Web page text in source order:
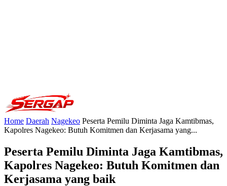
Home Daerah Nagekeo Peserta Pemilu Diminta Jaga Kamtibmas,
Kapolres Nagekeo: Butuh Komitmen dan Kerjasama yang...
Peserta Pemilu Diminta Jaga Kamtibmas,
Kapolres Nagekeo: Butuh Komitmen dan
Kerjasama yang baik